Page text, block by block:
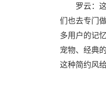
罗云：这
们也去专门
多用户的记
宠物、经典
这种简约风